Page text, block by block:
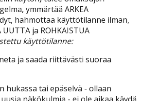
ymmärtää ARKEA
hahmottaa käyttötilanne ilman,
ja ROHKAISTUA
käyttötilanne:
ja saada riittävästi suoraa
hukassa tai epäselvä - ollaan